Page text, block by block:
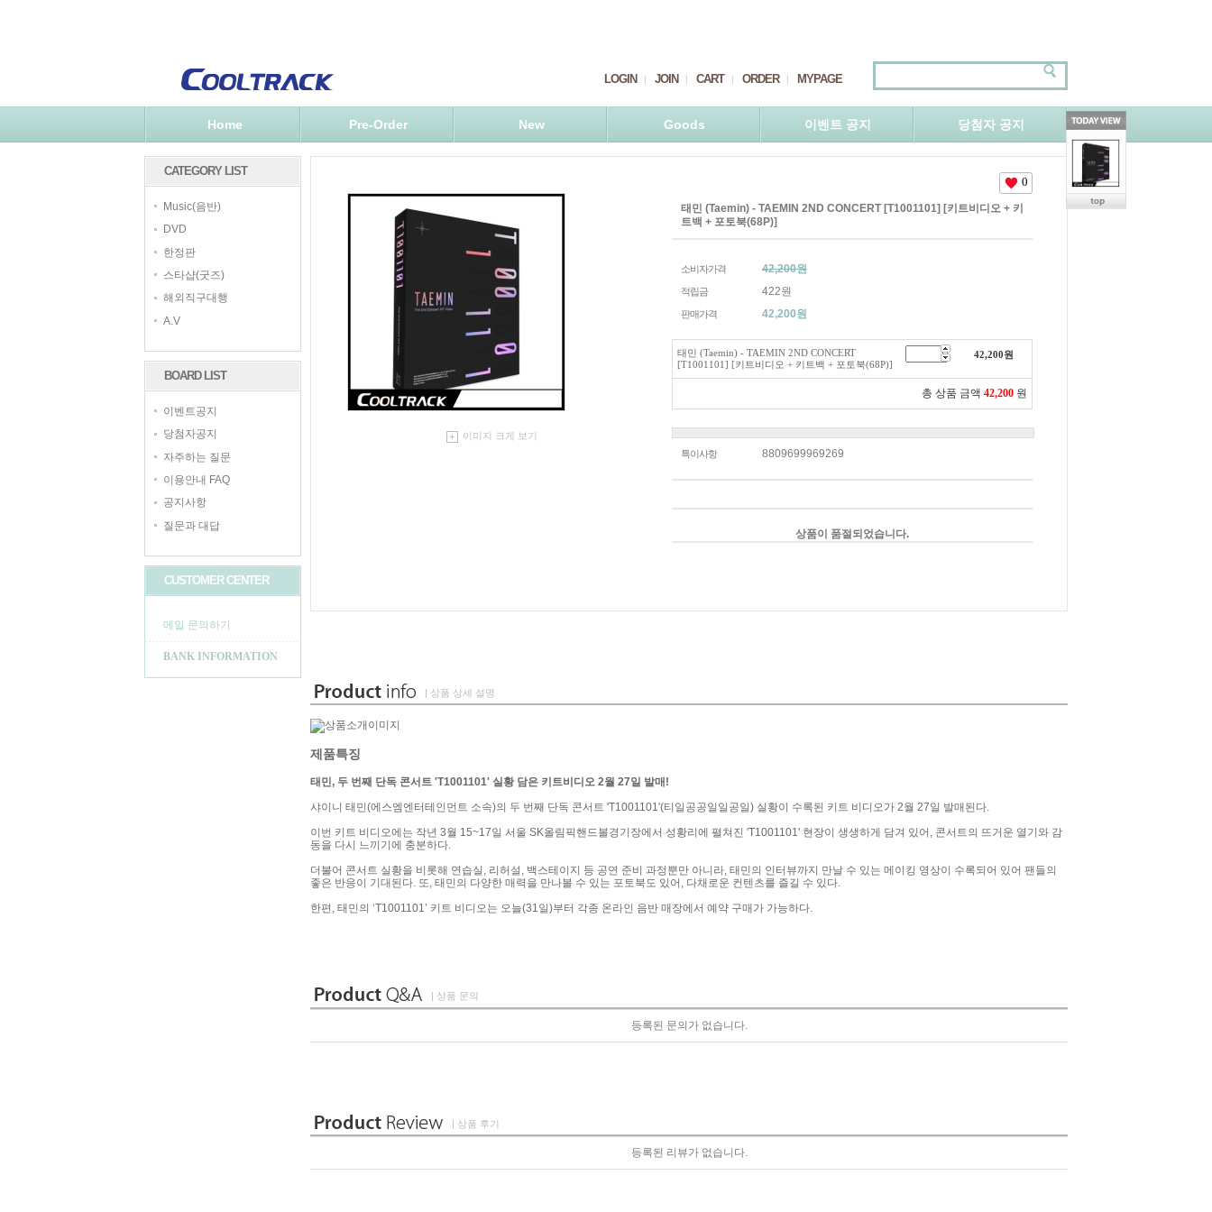
LOGIN JOIN CART ORDER MYPAGE
Home Pre-Order New Goods 이벤트 공지 당첨자 공지
CATEGORY LIST
Music(음반)
DVD
한정판
스타샵(굿즈)
해외직구대행
A.V
BOARD LIST
이벤트공지
당첨자공지
자주하는 질문
이용안내 FAQ
공지사항
질문과 대답
CUSTOMER CENTER
메일 문의하기
BANK INFORMATION
이미지 크게 보기
0
태민 (Taemin) - TAEMIN 2ND CONCERT [T1001101] [키트비디오 + 키
트백 + 포토북(68P)]
소비자가격 42,200원
적립금 422원
판매가격 42,200원
태민 (Taemin) - TAEMIN 2ND CONCERT
[T1001101] [키트비디오 + 키트백 + 포토북(68P)]
42,200원
총 상품 금액 42,200 원
특이사항 8809699969269
상품이 품절되었습니다.
| 상품 상세 설명
제품특징
태민, 두 번째 단독 콘서트 'T1001101' 실황 담은 키트비디오 2월 27일 발매!
샤이니 태민(에스엠엔터테인먼트 소속)의 두 번째 단독 콘서트 'T1001101'(티일공공일일공일) 실황이 수록된 키트 비디오가 2월 27일 발매된다.
이번 키트 비디오에는 작년 3월 15~17일 서울 SK올림픽핸드볼경기장에서 성황리에 펼쳐진 'T1001101' 현장이 생생하게 담겨 있어, 콘서트의 뜨거운 열기와 감
동을 다시 느끼기에 충분하다.
더불어 콘서트 실황을 비롯해 연습실, 리허설, 백스테이지 등 공연 준비 과정뿐만 아니라, 태민의 인터뷰까지 만날 수 있는 메이킹 영상이 수록되어 있어 팬들의
좋은 반응이 기대된다. 또, 태민의 다양한 매력을 만나볼 수 있는 포토북도 있어, 다채로운 컨텐츠를 즐길 수 있다.
한편, 태민의 ‘T1001101’ 키트 비디오는 오늘(31일)부터 각종 온라인 음반 매장에서 예약 구매가 가능하다.
| 상품 문의
등록된 문의가 없습니다.
| 상품 후기
등록된 리뷰가 없습니다.